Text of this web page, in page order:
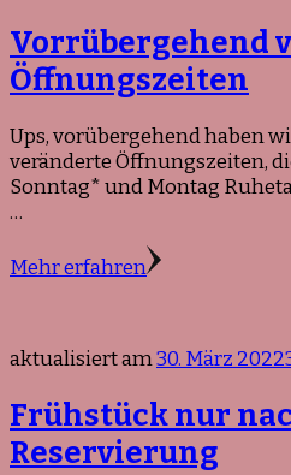
Vorrübergehend
Öffnungszeiten
Ups, vorübergehend haben
veränderte Öffnungszeiten,
Sonntag* und Montag
…
Mehr erfahren
aktualisiert am30. März 2022
Frühstück nur
Reservierung